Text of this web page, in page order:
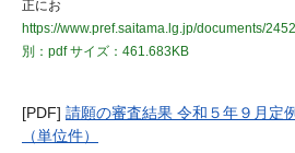
正にお
https://www.pref.saitama.lg.jp/documents/
別：pdfサイズ：461.683KB
[PDF] 請願の審査結果 令和５年９月定
（単位件）